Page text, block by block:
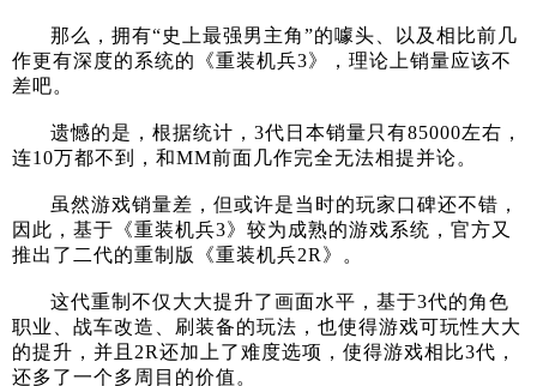
那么，拥有“史上最强男主角”的噱头、以及相比前几
作更有深度的系统的《重装机兵3》，理论上销量应该不
差吧。
遗憾的是，根据统计，3代日本销量只有85000左右，
连10万都不到，和MM前面几作完全无法相提并论。
虽然游戏销量差，但或许是当时的玩家口碑还不错，
因此，基于《重装机兵3》较为成熟的游戏系统，官方又
推出了二代的重制版《重装机兵2R》。
这代重制不仅大大提升了画面水平，基于3代的角色
职业、战车改造、刷装备的玩法，也使得游戏可玩性大大
的提升，并且2R还加上了难度选项，使得游戏相比3代，
还多了一个多周目的价值。